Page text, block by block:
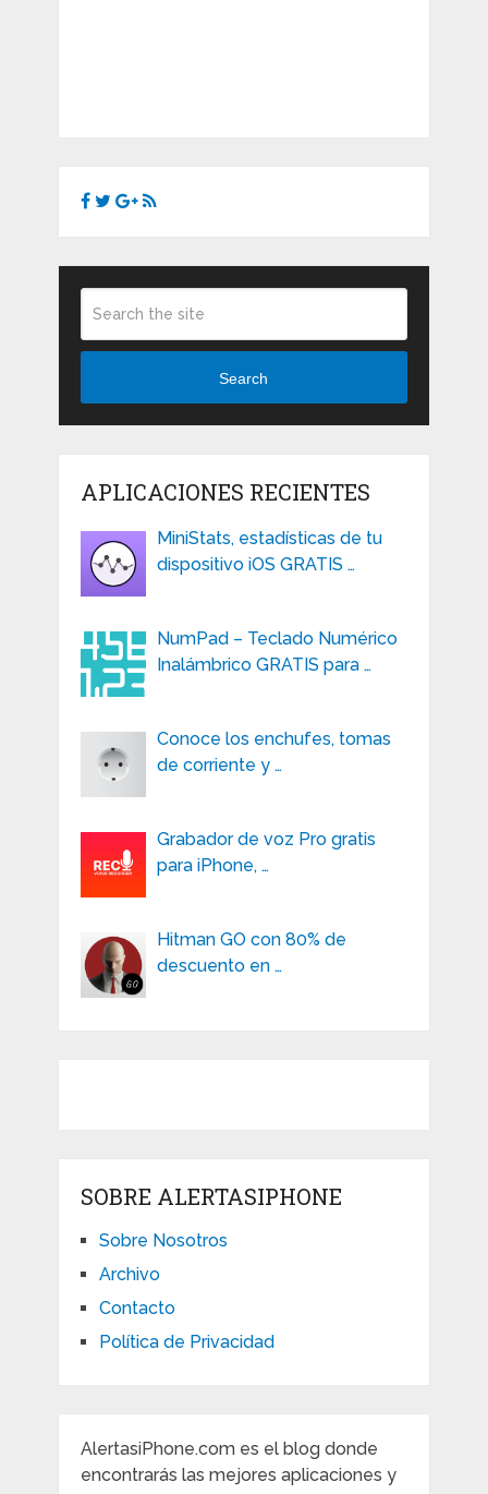
Search
APLICACIONES RECIENTES
MiniStats, estadísticas de tu
dispositivo iOS GRATIS …
NumPad – Teclado Numérico
Inalámbrico GRATIS para …
Conoce los enchufes, tomas
de corriente y …
Grabador de voz Pro gratis
para iPhone, …
Hitman GO con 80% de
descuento en …
SOBRE ALERTASIPHONE
Sobre Nosotros
Archivo
Contacto
Política de Privacidad
AlertasiPhone.com es el blog donde
encontrarás las mejores aplicaciones y